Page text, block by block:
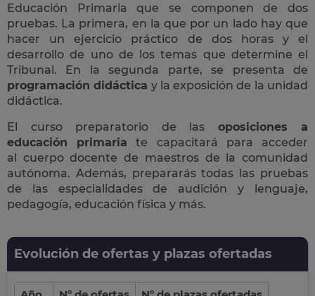
Educación Primaria que se componen de dos
pruebas. La primera, en la que por un lado hay que
hacer un ejercicio práctico de dos horas y el
desarrollo de uno de los temas que determine el
Tribunal. En la segunda parte, se presenta de
programación didáctica y la exposición de la unidad
didáctica.
El curso preparatorio de las oposiciones a
educación primaria te capacitará para acceder
al cuerpo docente de maestros de la comunidad
autónoma. Además, prepararás todas las pruebas
de las especialidades de audición y lenguaje,
pedagogía, educación física y más.
Evolución de ofertas y plazas ofertadas